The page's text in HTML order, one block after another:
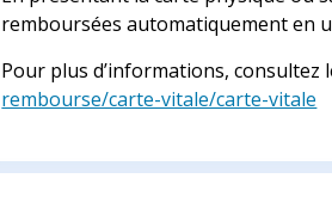
remboursées automatiquement en
Pour plus d’informations, consultez
rembourse/carte-vitale/carte-vitale